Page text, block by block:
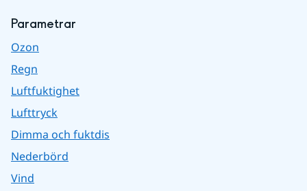
Parametrar
Ozon
Regn
Luftfuktighet
Lufttryck
Dimma och fuktdis
Nederbörd
Vind